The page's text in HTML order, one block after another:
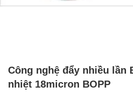
Công nghệ đẩy nhiều lần
nhiệt 18micron BOPP